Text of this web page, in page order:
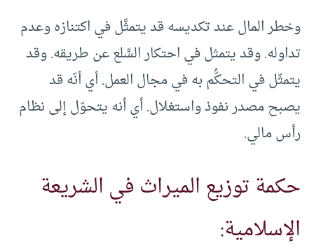
وخطر المال عند تكديسه قد يتمثَّل في اكتنازه وعدم
تداوله. وقد يتمثل في احتكار السِّلع عن طريقه. وقد
يتمثّل في التحكُّم به في مجال العمل. أي أنّه قد
يصبح مصدر نفوذ واستغلال. أي أنه يتحوّل إلى نظام
رأس مالي.
حكمة توزيع الميراث في الشريعة
الإسلامية: